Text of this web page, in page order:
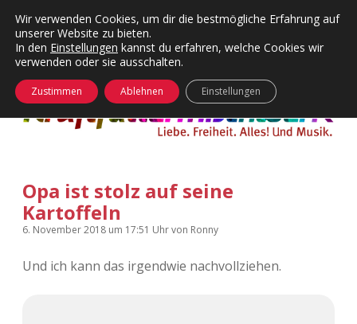
Kategorien
Menü
24 Hours Chilling
Die Wende
KFMW-Disco
kfmw.stuff
Kopfkinomusik
KFMW-Disco
Dates
Contact
Adventskalender
Adventskalender 2010
facebook
instagram
rss soundcloud
vimeoBluesky
öffnen
Opa ist stolz auf seine
Kartoffeln
6. November 2018 um 17:51 Uhrvon Ronny
Und ich kann das irgendwie nachvollziehen.
Wir verwenden Cookies, um dir die bestmögliche Erfahrung auf
unserer Website zu bieten.
In den Einstellungen kannst du erfahren, welche Cookies wir
verwenden oder sie ausschalten.
Zustimmen Ablehnen Einstellungen